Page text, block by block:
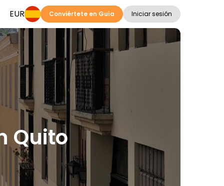
EUR Conviértete en Guía Iniciar sesión
Quito